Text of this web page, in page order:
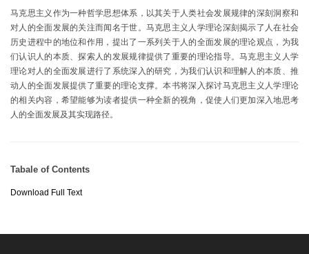
马克思主义作为一种哲学思想体系，以其关于人类社会发展规律的深刻洞察和
对人的全面发展的关注而闻名于世。马克思主义人学理论深刻揭示了人在社会
历史进程中的地位和作用，提出了一系列关于人的全面发展的理论观点，为我
们认识人的本质、探索人的发展规律提供了重要的理论指导。马克思主义人学
理论对人的全面发展进行了系统深入的研究，为我们认识和理解人的本质、推
动人的全面发展提供了重要的理论支撑。本书将深入探讨马克思主义人学理论
的相关内容，希望能够为读者提供一种全新的视角，促使人们更加深入地思考
人的全面发展及其实现路径。
Tabale of Contents
Download Full Text